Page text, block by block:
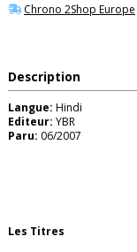
Chrono 2Shop Europe
Description
Langue: Hindi
Editeur: YBR
Paru: 06/2007
Les Titres